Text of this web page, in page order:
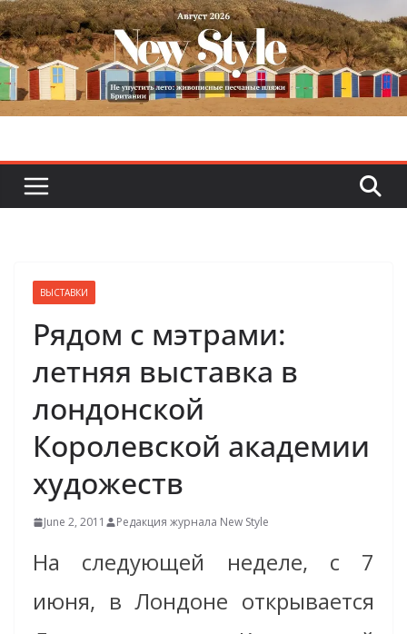
Skip
to
content
ВЫСТАВКИ
Рядом с мэтрами:
летняя выставка в
лондонской
Королевской академии
художеств
June 2, 2011 Редакция журнала New Style
На следующей неделе, с 7
июня, в Лондоне открывается